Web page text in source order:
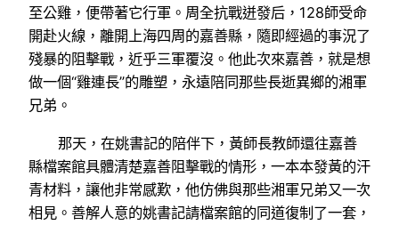
至公雞，便帶著它行軍。周全抗戰迸發后，128師受命
開赴火線，離開上海四周的嘉善縣，隨即經過的事況了
殘暴的阻擊戰，近乎三軍覆沒。他此次來嘉善，就是想
做一個“雞連長”的雕塑，永遠陪同那些長逝異鄉的湘軍
兄弟。
那天，在姚書記的陪伴下，黃師長教師還往嘉善
縣檔案館具體清楚嘉善阻擊戰的情形，一本本發黃的汗
青材料，讓他非常感歎，他仿佛與那些湘軍兄弟又一次
相見。善解人意的姚書記請檔案館的同道復制了一套，